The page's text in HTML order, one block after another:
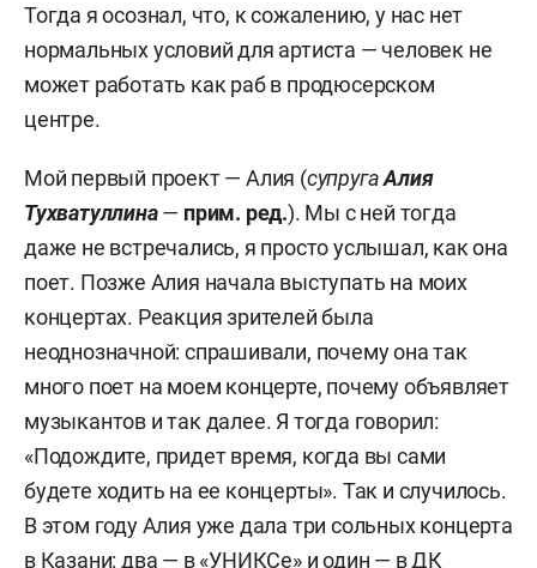
Тогда я осознал, что, к сожалению, у нас нет
нормальных условий для артиста — человек не
может работать как раб в продюсерском
центре.
Мой первый проект — Алия (супругаАлия
Тухватуллина— прим. ред.). Мы с ней тогда
даже не встречались, я просто услышал, как она
поет. Позже Алия начала выступать на моих
концертах. Реакция зрителей была
неоднозначной: спрашивали, почему она так
много поет на моем концерте, почему объявляет
музыкантов и так далее. Я тогда говорил:
«Подождите, придет время, когда вы сами
будете ходить на ее концерты». Так и случилось.
В этом году Алия уже дала три сольных концерта
в Казани: два — в «УНИКСе» и один — в ДК